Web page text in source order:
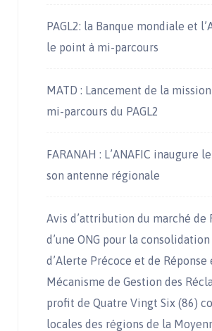
PAGL2: la Banque mondiale et
le point à mi-parcours
MATD : Lancement de la
mi-parcours du PAGL2
FARANAH : L’ANAFIC inaugure
son antenne régionale
Avis d’attribution du marché de
d’une ONG pour la
d’Alerte Précoce et de Réponse
Mécanisme de Gestion des
profit de Quatre Vingt Six (86)
locales des régions de la